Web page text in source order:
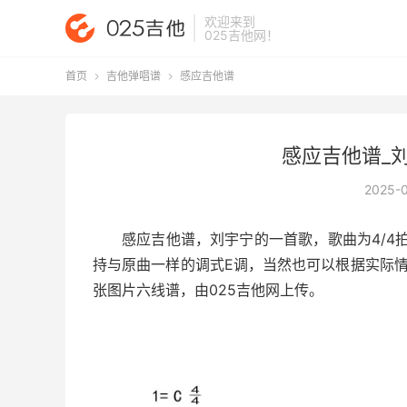
欢迎来到
025吉他网 ！
首页  吉他弹唱谱  感应吉他谱
感应吉他谱_
2025-
感应吉他谱，刘宇宁的一首歌，歌曲为4/4
持与原曲一样的调式E调，当然也可以根据实际
张图片六线谱，由025吉他网上传。